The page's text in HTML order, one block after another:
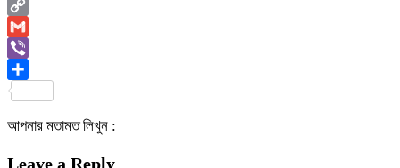
Email
Copy
Link
Gmail
Viber
আপনার মতামত লিখুন :
Leave a Reply